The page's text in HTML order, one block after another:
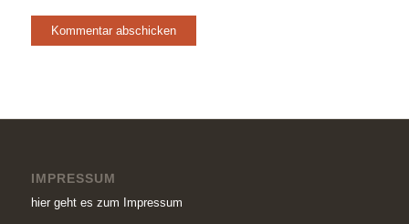
IMPRESSUM
hier geht es zum Impressum